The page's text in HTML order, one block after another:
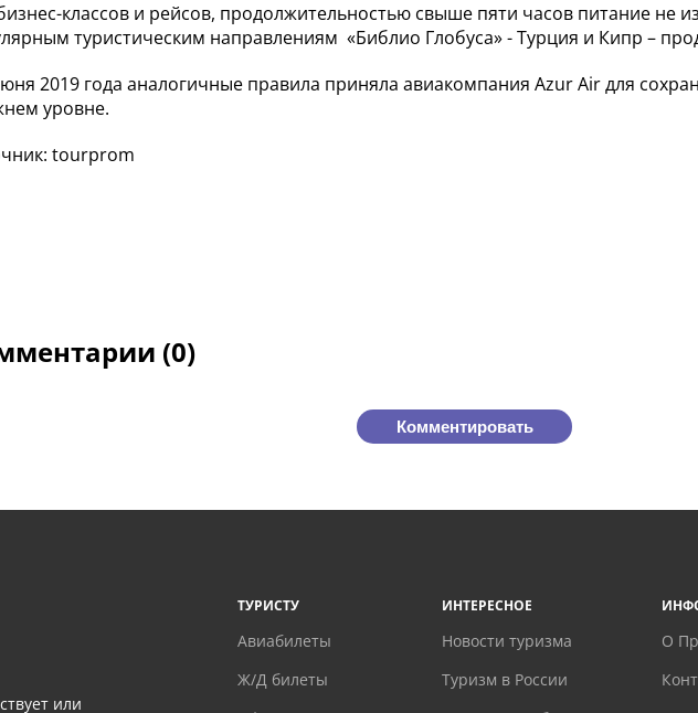
классов и рейсов, продолжительностью свыше пяти часов питание не
туристическим направлениям «Библио Глобуса» - Турция и Кипр –
2019 года аналогичные правила приняла авиакомпания Azur Air для
уровне.
tourprom
(0)
Комментировать
или
ТУРИСТУ
Авиабилеты
Ж/Д билеты
ИНТЕРЕСНОЕ
Новости туризма
Туризм в России
О